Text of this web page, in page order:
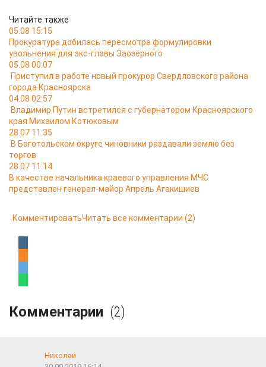
Читайте также
05.08 15:15
Прокуратура добилась пересмотра формулировки
увольнения для экс-главы Заозёрного
05.08 00:07
Приступил в работе новый прокурор Свердловского района
города Красноярска
04.08 02:57
Владимир Путин встретился с губернатором Красноярского
края Михаилом Котюковым
28.07 11:35
В Боготольском округе чиновники раздавали землю без
торгов
28.07 11:14
В качестве начальника краевого управления МЧС
представлен генерал-майор Апрель Агакишиев
КомментироватьЧитать все комментарии (2)
Комментарии (2)
Николай